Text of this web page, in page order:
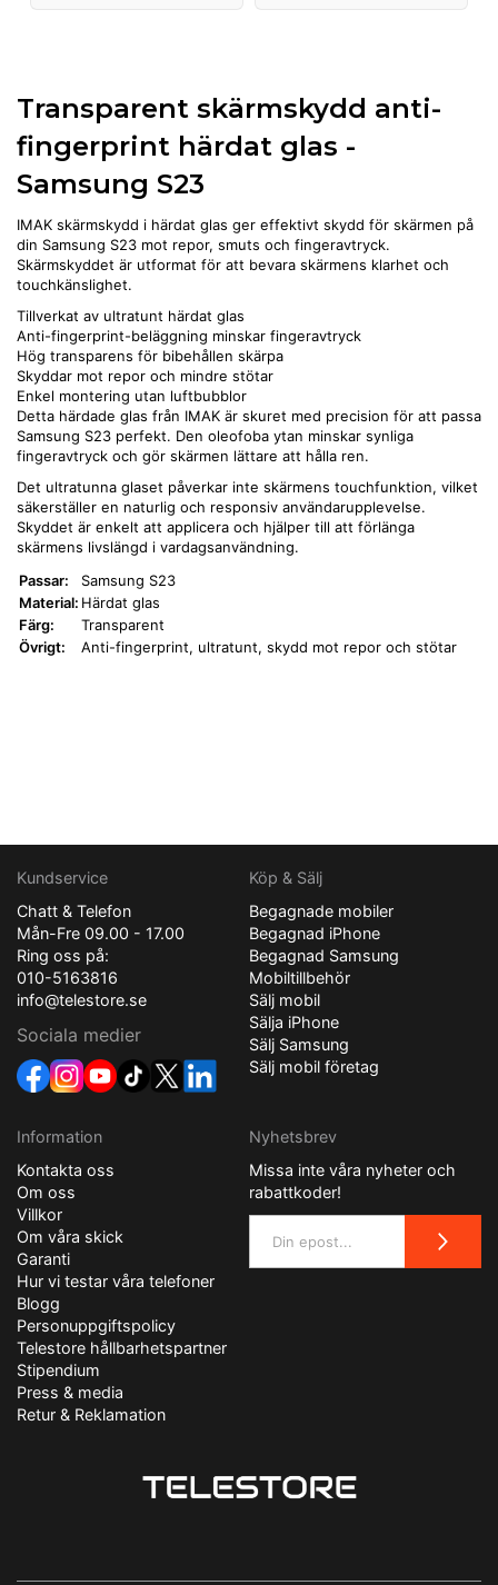
Transparent skärmskydd anti-
fingerprint härdat glas -
Samsung S23
IMAK skärmskydd i härdat glas ger effektivt skydd för skärmen på
din Samsung S23 mot repor, smuts och fingeravtryck.
Skärmskyddet är utformat för att bevara skärmens klarhet och
touchkänslighet.
Tillverkat av ultratunt härdat glas
Anti-fingerprint-beläggning minskar fingeravtryck
Hög transparens för bibehållen skärpa
Skyddar mot repor och mindre stötar
Enkel montering utan luftbubblor
Detta härdade glas från IMAK är skuret med precision för att passa
Samsung S23 perfekt. Den oleofoba ytan minskar synliga
fingeravtryck och gör skärmen lättare att hålla ren.
Det ultratunna glaset påverkar inte skärmens touchfunktion, vilket
säkerställer en naturlig och responsiv användarupplevelse.
Skyddet är enkelt att applicera och hjälper till att förlänga
skärmens livslängd i vardagsanvändning.
Passar:
Samsung S23
Material: Härdat glas
Färg:
Transparent
Övrigt:
Anti-fingerprint, ultratunt, skydd mot repor och stötar
Kundservice
Chatt & Telefon
Mån-Fre 09.00 - 17.00
Ring oss på:
010-5163816
info@telestore.se
Sociala medier
Köp & Sälj
Begagnade mobiler
Begagnad iPhone
Begagnad Samsung
Mobiltillbehör
Sälj mobil
Sälja iPhone
Sälj Samsung
Sälj mobil företag
Information
Kontakta oss
Om oss
Villkor
Om våra skick
Garanti
Hur vi testar våra telefoner
Blogg
Personuppgiftspolicy
Telestore hållbarhetspartner
Stipendium
Press & media
Retur & Reklamation
Nyhetsbrev
Missa inte våra nyheter och
rabattkoder!